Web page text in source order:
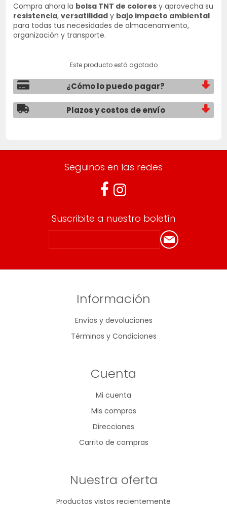
Compra ahora la bolsa TNT de colores y aprovecha su
resistencia,versatilidad y bajo impacto ambiental
para todas tus necesidades de almacenamiento,
organización y transporte.
Este producto está agotado
¿Cómo lo puedo pagar?
Plazos y costos de envío
Seguinos en las redes
Suscribite a nuestro boletín
Información
Envíos y devoluciones
Términos y Condiciones
Cuenta
Mi cuenta
Mis compras
Direcciones
Carrito de compras
Nuestra oferta
Productos vistos recientemente